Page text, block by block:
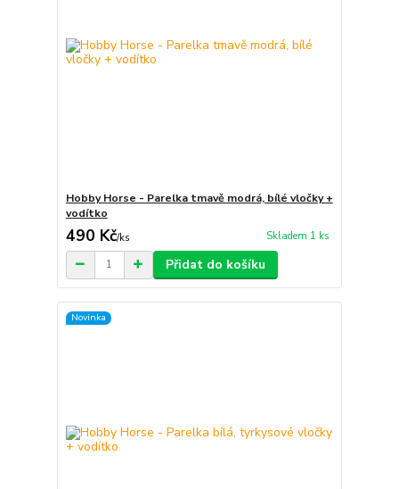
Hobby Horse - Parelka tmavě modrá, bílé vločky +
vodítko
490 Kč/ks Skladem 1 ks
Přidat do košíku
Novinka